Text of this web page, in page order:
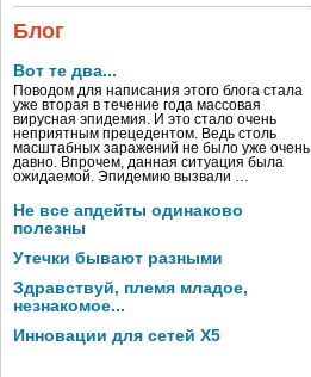
Блог
Вот те два...
Поводом для написания этого блога стала
уже вторая в течение года массовая
вирусная эпидемия. И это стало очень
неприятным прецедентом. Ведь столь
масштабных заражений не было уже очень
давно. Впрочем, данная ситуация была
ожидаемой. Эпидемию вызвали …
Не все апдейты одинаково
полезны
Утечки бывают разными
Здравствуй, племя младое,
незнакомое...
Инновации для сетей X5